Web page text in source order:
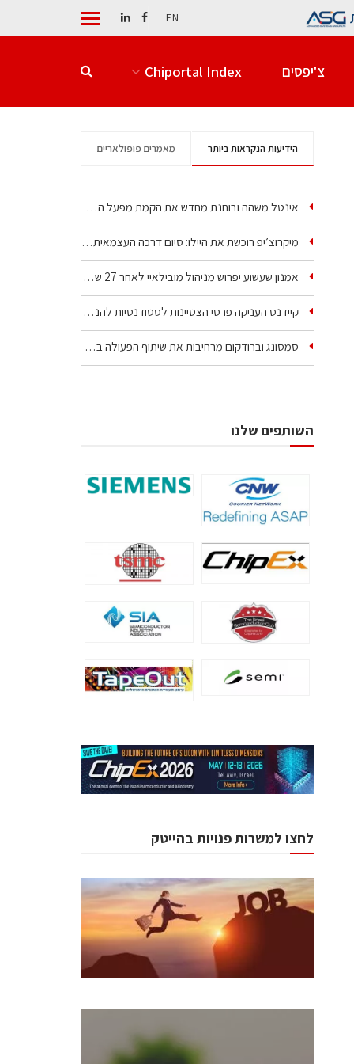
EN
צ'יפסים Chiportal Index
הידיעות הנקראות ביותר מאמרים פופולאריים
אינטל משהה ובוחנת מחדש את הקמת מפעל הענק שלה בקריית גת
מיקרוצ’יפ רוכשת את היילו: סיום דרכה העצמאית של אחת…
אמנון שעשוע יפרוש מניהול מובילאיי לאחר 27 שנה –…
קיידנס העניקה פרסי הצטיינות לסטודנטיות להנדסת חשמל ופיזיקה
סמסונג וברודקום מרחיבות את שיתוף הפעולה בשבבי AI…
השותפים שלנו
לחצו למשרות פנויות בהייטק